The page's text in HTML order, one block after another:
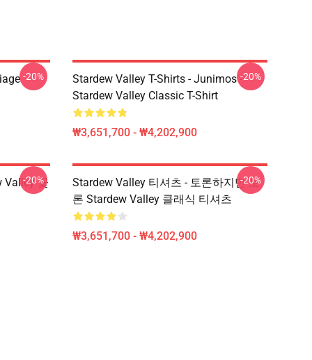
-20%
Stardew Valley T-Shirts - Junimos -
Stardew Valley Classic T-Shirt
₩3,651,700 - ₩4,202,900
-20%
Valley 꽃
-20%
Stardew Valley 티셔츠 - 토론하지만 토
론 Stardew Valley 클래식 티셔츠
₩3,651,700 - ₩4,202,900
-20%